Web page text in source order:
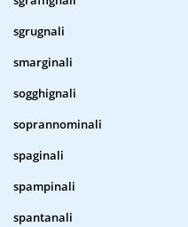
sgrugnali
smarginali
sogghignali
soprannominali
spaginali
spampinali
spantanali